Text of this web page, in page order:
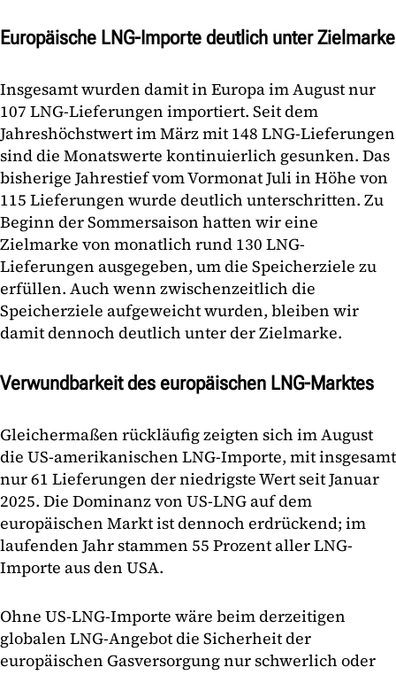
Europäische LNG-Importe deutlich unter Zielmarke
Insgesamt wurden damit in Europa im August nur
107 LNG-Lieferungen importiert. Seit dem
Jahreshöchstwert im März mit 148 LNG-Lieferungen
sind die Monatswerte kontinuierlich gesunken. Das
bisherige Jahrestief vom Vormonat Juli in Höhe von
115 Lieferungen wurde deutlich unterschritten. Zu
Beginn der Sommersaison hatten wir eine
Zielmarke von monatlich rund 130 LNG-
Lieferungen ausgegeben, um die Speicherziele zu
erfüllen. Auch wenn zwischenzeitlich die
Speicherziele aufgeweicht wurden, bleiben wir
damit dennoch deutlich unter der Zielmarke.
Verwundbarkeit des europäischen LNG-Marktes
Gleichermaßen rückläufig zeigten sich im August
die US-amerikanischen LNG-Importe, mit insgesamt
nur 61 Lieferungen der niedrigste Wert seit Januar
2025. Die Dominanz von US-LNG auf dem
europäischen Markt ist dennoch erdrückend; im
laufenden Jahr stammen 55 Prozent aller LNG-
Importe aus den USA.
Ohne US-LNG-Importe wäre beim derzeitigen
globalen LNG-Angebot die Sicherheit der
europäischen Gasversorgung nur schwerlich oder